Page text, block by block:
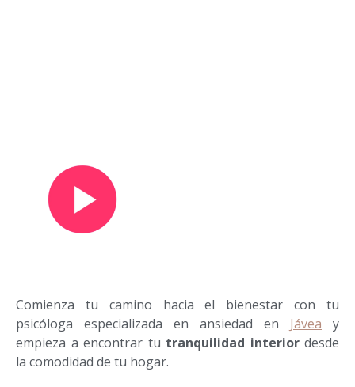
Comienza tu camino hacia el bienestar con tu
psicóloga especializada en ansiedad en Jávea y
empieza a encontrar tu tranquilidad interiordesde
la comodidad de tu hogar.